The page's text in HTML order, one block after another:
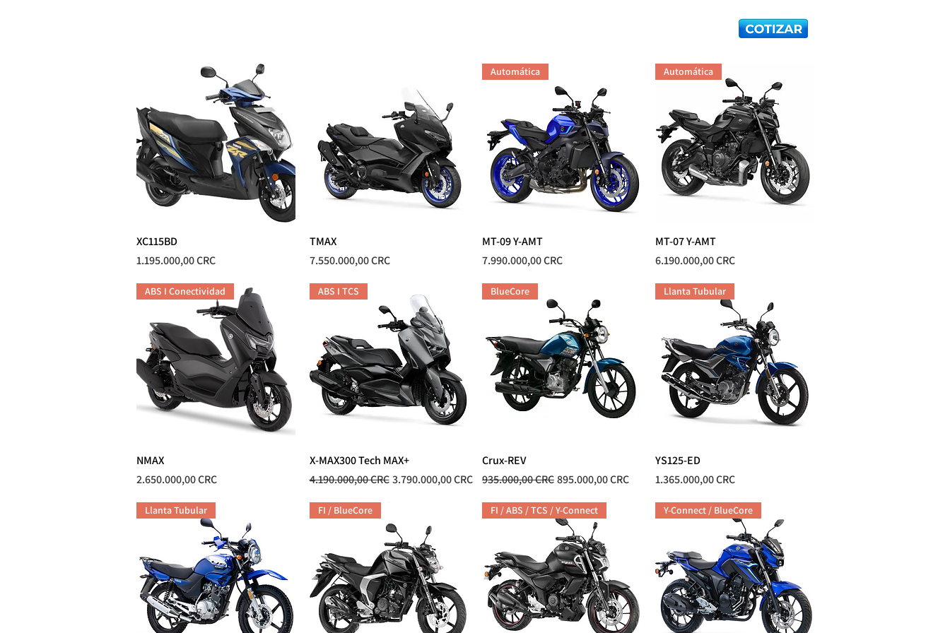
XC115BD
Precio
1.195.000,00 CRC
TMAX
Precio
7.550.000,00 CRC
Vista rápida
Automática
MT-09 Y-AMT
Precio
7.990.000,00 CRC
Vista rápida
Automática
MT-07 Y-AMT
Precio
6.190.000,00 CRC
ABS I Conectividad
NMAX
Precio
2.650.000,00 CRC
Vista rápida
ABS I TCS
X-MAX300 Tech MAX+
Precio
4.190.000,00 CRC Precio de oferta
3.790.000,00 CRC
BlueCore
Crux-REV
Precio
935.000,00 CRCPrecio de oferta
895.000,00 CRC
Llanta Tubular
YS125-ED
Precio
1.365.000,00 CRC
Llanta Tubular FI / BlueCore FI / ABS / TCS / Y-Connect Y-Connect / BlueCore